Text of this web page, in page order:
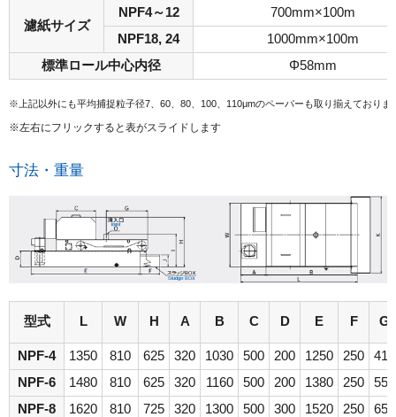
濾紙サイズ
NPF4～12
700mm×100m
NPF18, 24
1000mm×100m
標準ロール中心内径
Φ58mm
※上記以外にも平均捕捉粒子径7、60、80、100、110μmのペーパーも取り揃えておりま
※左右にフリックすると表がスライドします
寸法・重量
型式 L W H A B C D E F G
NPF-4 1350 810 625 320 1030 500 200 1250 250
415
NPF-6
1480 810 625 320 1160 500 200 1380 250
550
NPF-8
1620 810 725 320 1300 500 300 1520 250
650